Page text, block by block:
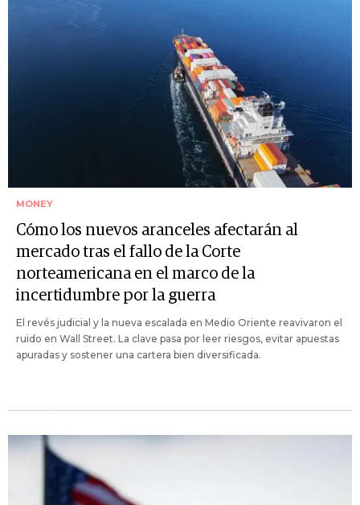
MONEY
Cómo los nuevos aranceles afectarán al
mercado tras el fallo de la Corte
norteamericana en el marco de la
incertidumbre por la guerra
El revés judicial y la nueva escalada en Medio Oriente reavivaron el
ruido en Wall Street. La clave pasa por leer riesgos, evitar apuestas
apuradas y sostener una cartera bien diversificada.